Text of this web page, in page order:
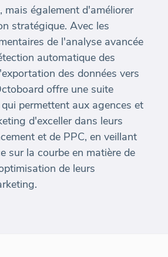
mais également d'améliorer
stratégique. Avec les
de l'analyse avancée
automatique des
des données vers
offre une suite
permettent aux agences et
d'exceller dans leurs
et de PPC, en veillant
sur la courbe en matière de
de leurs